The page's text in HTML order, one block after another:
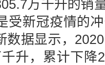
万千升的销
受新冠疫情的
数据显示，
升，累计下降